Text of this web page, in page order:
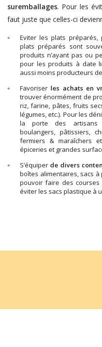
suremballages. Pour les
faut juste que celles-ci
Eviter les plats préparés,
plats préparés sont
produits n’ayant pas ou
pour les produits à date
aussi moins producteurs
Favoriser les achats en
trouver énormément de
riz, farine, pâtes, fruits
légumes, etc.). Pour les
la porte des artisans
boulangers, pâtissiers,
fermiers & maraîchers
épiceries et grandes
S’équiper de divers
boîtes alimentaires, sacs à
pouvoir faire des
éviter les sacs plastique à